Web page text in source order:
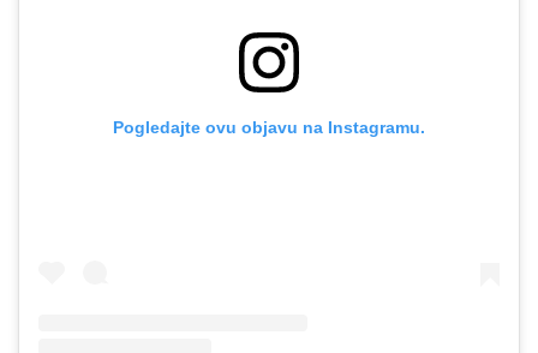
Pogledajte ovu objavu na Instagramu.